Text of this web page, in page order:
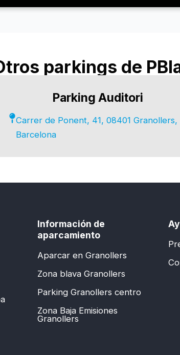
parkings de
Parking Auditori
Carrer de Ponent, 41, 08401 Granollers,
Barcelona
Información de
aparcamiento
Aparcar en Granollers
Zona blava Granollers
Parking Granollers centro
Zona Baja Emisiones
Granollers